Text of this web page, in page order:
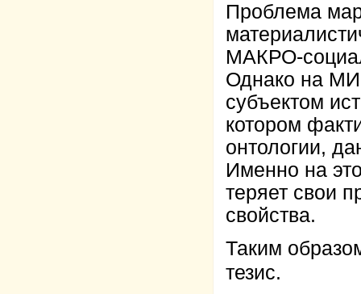
Проблема
МАКРО-
Однако на
субъектом
котором
онтологии,
Именно на
теряет свои
свойства.
Таким
тезис.